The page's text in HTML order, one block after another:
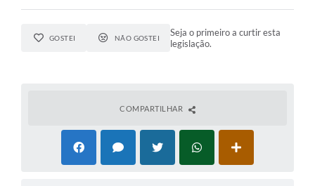
GOSTEI NÃO GOSTEI
Seja o primeiro a curtir esta
legislação.
COMPARTILHAR